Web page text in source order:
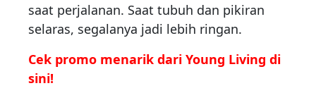
saat perjalanan. Saat tubuh dan pikiran
selaras, segalanya jadi lebih ringan.
Cek promo menarik dari Young Living di
sini!